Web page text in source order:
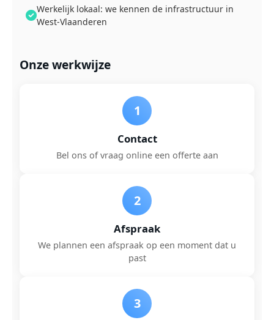
Werkelijk lokaal: we kennen de infrastructuur in
West-Vlaanderen
Onze werkwijze
1
Contact
Bel ons of vraag online een offerte aan
2
Afspraak
We plannen een afspraak op een moment dat u
past
3